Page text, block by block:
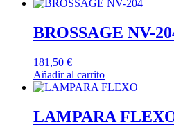
BROSSAGE NV-
181,50 €
Añadir al carrito
LAMPARA